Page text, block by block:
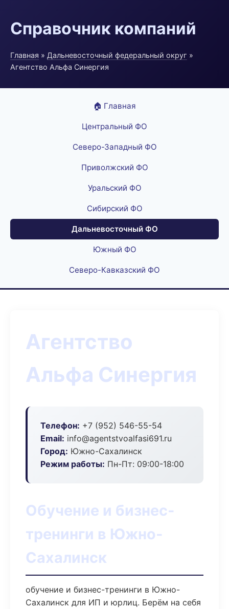
Справочник компаний
Главная » Дальневосточный федеральный округ »
Агентство Альфа Синергия
🏠 Главная
Центральный ФО
Северо-Западный ФО
Приволжский ФО
Уральский ФО
Сибирский ФО
Дальневосточный ФО
Южный ФО
Северо-Кавказский ФО
Агентство
Альфа Синергия
Телефон: +7 (952) 546-55-54
Email: info@agentstvoalfasi691.ru
Город: Южно-Сахалинск
Режим работы: Пн-Пт: 09:00-18:00
Обучение и бизнес-
тренинги в Южно-
Сахалинск
обучение и бизнес-тренинги в Южно-
Сахалинск для ИП и юрлиц. Берём на себя